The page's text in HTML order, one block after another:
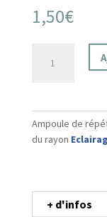
1,50€
répétiteur
d'aile
1986/2000
Ampoule de
du rayon
+ d'infos